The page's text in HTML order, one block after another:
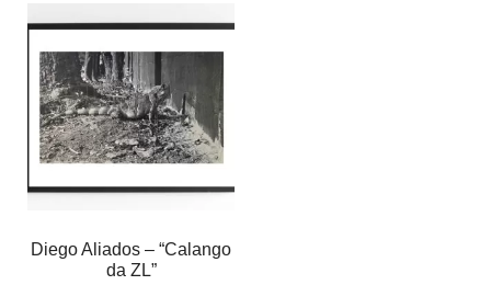
Diego Aliados – “Calango
da ZL”